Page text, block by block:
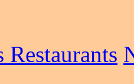
Restaurants